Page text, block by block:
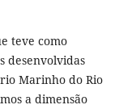
teve como
desenvolvidas
Marinho do Rio
a dimensão